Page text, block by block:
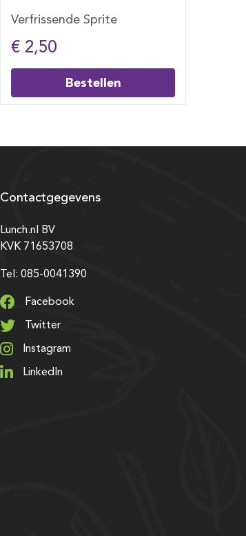
Verfrissende Coca Cola Zero
€ 2,50
Bestellen
Contactgegevens
Lunch.nl BV
KVK 71653708
Tel: 085-0041390
Facebook
Twitter
Instagram
LinkedIn